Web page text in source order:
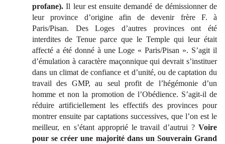
profane). Il leur est ensuite demandé de démissionner de
leur province d’origine afin de devenir frère F. à
Paris/Pisan. Des Loges d’autres provinces ont été
interdites de Tenue parce que le Temple qui leur était
affecté a été donné à une Loge « Paris/Pisan ». S’agit il
d’émulation à caractère maçonnique qui devrait s’instituer
dans un climat de confiance et d’unité, ou de captation du
travail des GMP, au seul profit de l’hégémonie d’un
homme et non la promotion de l’Obédience. S’agit-il de
réduire artificiellement les effectifs des provinces pour
montrer ensuite par captations successives, que l’on est le
meilleur, en s’étant approprié le travail d’autrui ? Voire
pour se créer une majorité dans un Souverain Grand